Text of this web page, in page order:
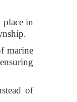
place in
marine
of